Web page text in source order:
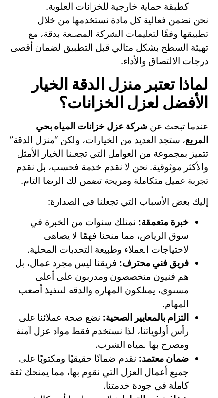
كطبقة حماية خارجية للخزانات العلوية.
نحن نضمن فعالية كل مادة نستخدمها من خلال
تطبيقها وفقًا لتعليمات الشركة المصنعة بدقة، مع
تهيئة السطح بشكل مثالي قبل التطبيق لضمان أقصى
درجات الالتصاق والأداء.
لماذا تعتبر منزل الدقة الخيار
الأفضل لعزل الخزانات؟
عندما تبحث عن شركة عزل خزانات المياه بحي
المربع، ستجد العديد من الخيارات، ولكن “منزل الدقة”
تتميز بمجموعة من العوامل التي تجعلنا الخيار الأمثل
والأكثر موثوقية. نحن لا نقدم خدمة فحسب، بل نقدم
تجربة عميل متكاملة ومريحة تضمن لك الرضا التام.
إليك بعض الأسباب التي تجعلنا في الصدارة:
خبرة متعمقة: نمتلك سنوات من الخبرة في
سوق الرياض، مما منحنا فهمًا لا يضاهى
لاحتياجات العملاء وطبيعة التحديات المحلية.
فريق فني محترف: فريقنا ليس مجرد عمال، بل
هم فنيون متخصصون ومدربون على أعلى
مستوى، يمتلكون المهارة والدقة لتنفيذ أصعب
المهام.
التزام بالمعايير الصحية: نضع صحة عملائنا على
رأس أولوياتنا، لذا نستخدم فقط مواد عزل آمنة
ومصرح بها لمياه الشرب.
ضمان معتمد: نقدم ضمانًا حقيقيًا ومكتوبًا على
جميع أعمال العزل التي نقوم بها، مما يمنحك ثقة
كاملة في جودة خدمتنا.